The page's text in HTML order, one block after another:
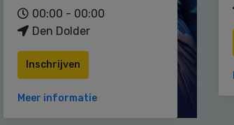
00:00 - 00:00
Den Dolder
Inschrijven
Meer informatie